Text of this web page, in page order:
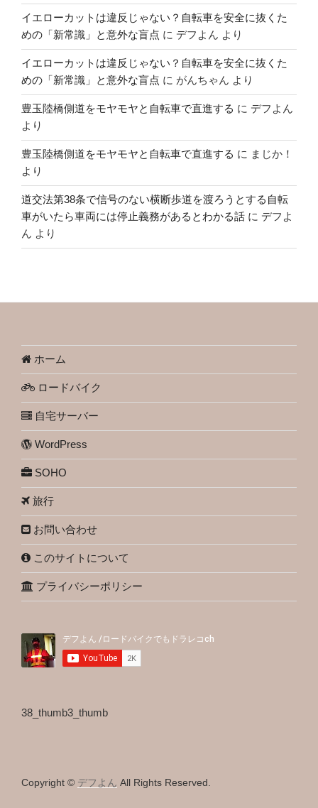
イエローカットは違反じゃない？自転車を安全に抜くた
めの「新常識」と意外な盲点 に デフよん より
イエローカットは違反じゃない？自転車を安全に抜くた
めの「新常識」と意外な盲点 に がんちゃん より
豊玉陸橋側道をモヤモヤと自転車で直進する に デフよん
より
豊玉陸橋側道をモヤモヤと自転車で直進する に まじか！
より
道交法第38条で信号のない横断歩道を渡ろうとする自転
車がいたら車両には停止義務があるとわかる話 に デフよ
ん より
ホーム
ロードバイク
自宅サーバー
WordPress
SOHO
旅行
お問い合わせ
このサイトについて
プライバシーポリシー
38_thumb3_thumb
Copyright © デフよん All Rights Reserved.